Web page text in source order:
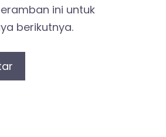
ini untuk
berikutnya.